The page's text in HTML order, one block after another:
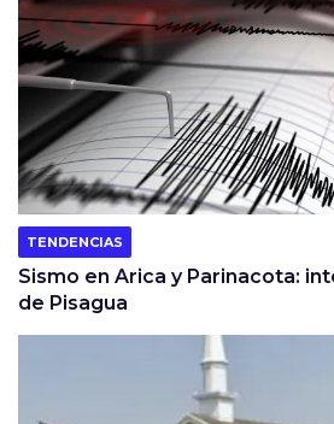
TENDENCIAS
Sismo en Arica y Parinacota:
de Pisagua